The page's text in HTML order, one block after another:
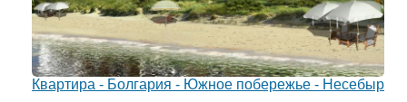
Квартира - Болгария - Южное побережье - Несебыр